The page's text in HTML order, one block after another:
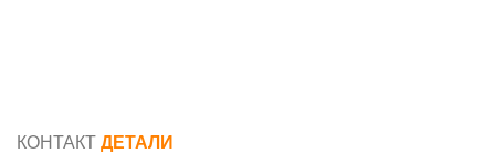
КОНТАКТ ДЕТАЛИ